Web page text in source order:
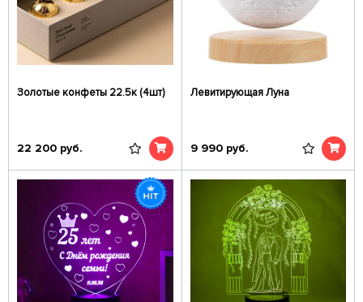
Золотые конфеты 22.5к (4шт)
22 200 руб.
Левитирующая Луна
9 990 руб.